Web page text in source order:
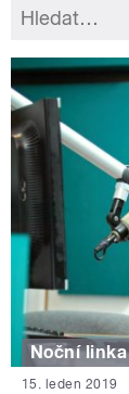
Noční linka
15. leden 2019